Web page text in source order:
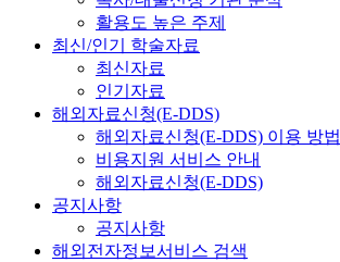
활용도 높은 주제
최신/인기 학술자료
최신자료
인기자료
해외자료신청(E-DDS)
해외자료신청(E-DDS) 이용 방법
비용지원 서비스 안내
해외자료신청(E-DDS)
공지사항
공지사항
해외전자정보서비스 검색